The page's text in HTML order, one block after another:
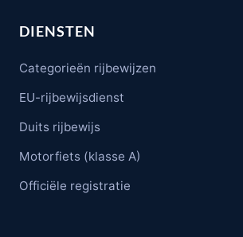
DIENSTEN
Categorieën rijbewijzen
EU-rijbewijsdienst
Duits rijbewijs
Motorfiets (klasse A)
Officiële registratie